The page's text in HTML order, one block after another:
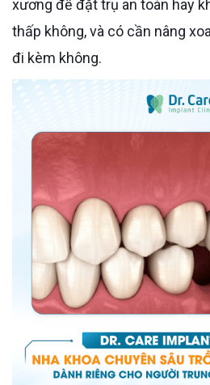
xương để đặt trụ an toàn hay
thấp không, và có cần nâng
đi kèm không.